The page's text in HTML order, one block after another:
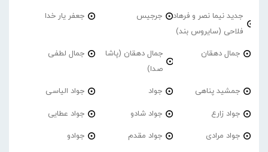
جدید نیما نصر و فرهاد
فلاحی (سایروس بند)
جرجیس جعفر یار خدا
جمال دهقان
جمال دهقان (پاشا
صدا)
جمال لطفی
جمشید پناهی جواد جواد الیاسی
جواد زارع جواد شادو جواد عطایی
جواد مرادی جواد مقدم جوادو